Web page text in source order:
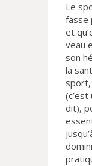
Le
fasse
et
veau
son
la
sport,
(c’est
dit),